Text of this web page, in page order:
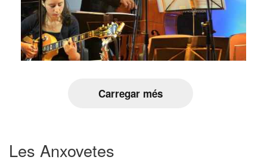
Carregar més
Les Anxovetes